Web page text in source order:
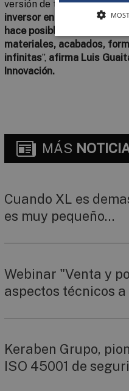
versión de todas sus
inversor en investigación
hace posible que las
materiales, acabados,
infinitas”, afirma Luis
Innovación.
MÁS
Cuando XL es
es muy pequeño…
Webinar "Venta y
aspectos técnicos
Keraben Grupo,
ISO 45001 de